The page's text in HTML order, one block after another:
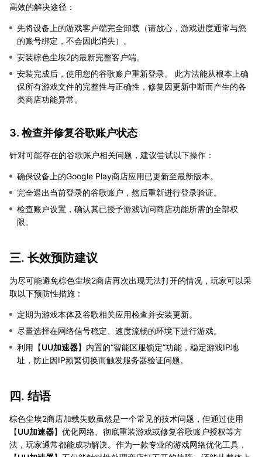
高效的解决途径：
先将设备上的游戏客户端完全卸载（请放心，游戏进度通常与您
的账号绑定，不会因此消失）。
安装棕色尘埃2的最新完整客户端。
安装完成后，使用您的谷歌账户重新登录。 此方法能从根本上确
保所有游戏文件的完整性与正确性，修复因更新中断而产生的各
类商店功能异常。
3. 检查并修复谷歌账户状态
针对可能存在的谷歌账户相关问题，建议尝试以下操作：
确保设备上的Google Play商店应用已更新至最新版本。
完全退出当前登录的谷歌账户，然后重新进行登录验证。
检查账户设置，确认其已授予游戏访问商店功能所需的全部权
限。
三. 长效预防建议
为尽可能避免棕色尘埃2商店再次出现无法打开的情况，玩家可以采
取以下预防性措施：
定期为游戏本体及谷歌相关应用检查并安装更新。
尽量选择在网络信号稳定、速度流畅的环境下进行游戏。
利用【UU加速器】内置的“智能区服锁定”功能，稳定游戏IP地
址，防止因IP频繁切换而触发服务器验证问题。
四. 结语
棕色尘埃2商店加载失败虽然是一个常见的技术问题，但通过使用
【UU加速器】优化网络、彻底重装游戏或修复谷歌账户授权等方
法，玩家通常都能成功解决。作为一款专业的游戏网络优化工具，